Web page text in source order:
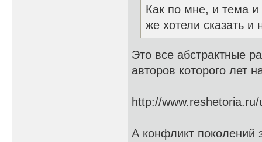
Как по мне, и тема
же хотели сказать и
Это все абстрактные
авторов которого лет
http://
А конфликт поколений